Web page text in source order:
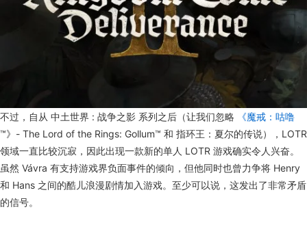
不过，自从 中土世界 : 战争之影 系列之后（让我们忽略
《魔戒：咕噜
™》- The Lord of the Rings: Gollum™ 和 指环王：夏尔的传说），LOTR
领域一直比较沉寂，因此出现一款新的单人 LOTR 游戏确实令人兴奋。
虽然 Vávra 有支持游戏界负面事件的倾向，但他同时也曾力争将 Henry
和 Hans 之间的酷儿浪漫剧情加入游戏。至少可以说，这发出了非常矛盾
的信号。